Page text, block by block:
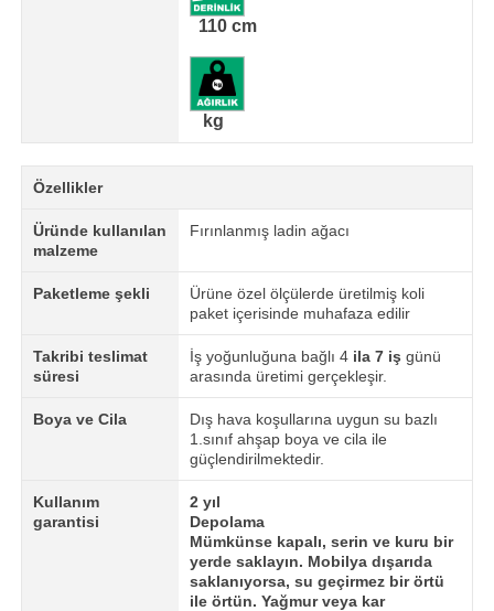
110 cm
kg
Özellikler
Üründe kullanılan
malzeme
Fırınlanmış ladin ağacı
Paketleme şekli
Ürüne özel ölçülerde üretilmiş koli
paket içerisinde muhafaza edilir
Takribi teslimat
süresi
İş yoğunluğuna bağlı 4ila 7 iş günü
arasında üretimi gerçekleşir.
Boya ve Cila
Dış hava koşullarına uygun su bazlı
1.sınıf ahşap boya ve cila ile
güçlendirilmektedir.
Kullanım
garantisi
2 yıl
Depolama
Mümkünse kapalı, serin ve kuru bir
yerde saklayın. Mobilya dışarıda
saklanıyorsa, su geçirmez bir örtü
ile örtün. Yağmur veya kar